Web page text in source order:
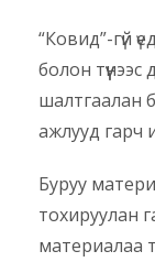
“Ковид”-гүй
болон
шалтгаалан
ажлууд гарч
Буруу
тохируулан
материалаа